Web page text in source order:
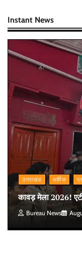
Instant News
उत्तराखंड धार्मिक
कावड़ मेला 2026!
Bureau News